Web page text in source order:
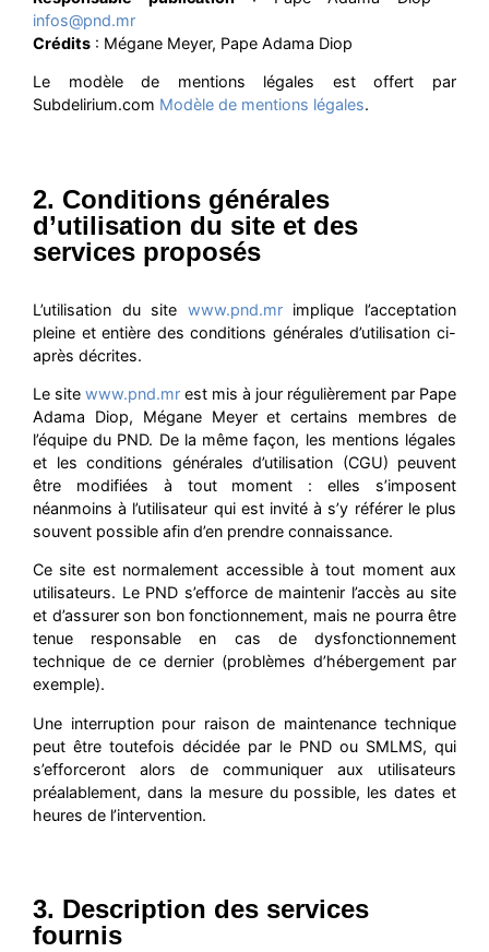
infos@pnd.mr
Crédits : Mégane Meyer, Pape Adama Diop
Le modèle de mentions légales est offert par
Subdelirium.com Modèle de mentions légales.
2. Conditions générales
d’utilisation du site et des
services proposés
L’utilisation du site www.pnd.mrimplique l’acceptation
pleine et entière des conditions générales d’utilisation ci-
après décrites.
Le site www.pnd.mr est mis à jour régulièrement par Pape
Adama Diop, Mégane Meyer et certains membres de
l’équipe du PND. De la même façon, les mentions légales
et les conditions générales d’utilisation (CGU) peuvent
être modifiées à tout moment : elles s’imposent
néanmoins à l’utilisateur qui est invité à s’y référer le plus
souvent possible afin d’en prendre connaissance.
Ce site est normalement accessible à tout moment aux
utilisateurs. Le PND s’efforce de maintenir l’accès au site
et d’assurer son bon fonctionnement, mais ne pourra être
tenue responsable en cas de dysfonctionnement
technique de ce dernier (problèmes d’hébergement par
exemple).
Une interruption pour raison de maintenance technique
peut être toutefois décidée par le PND ou SMLMS, qui
s’efforceront alors de communiquer aux utilisateurs
préalablement, dans la mesure du possible, les dates et
heures de l’intervention.
3. Description des services
fournis